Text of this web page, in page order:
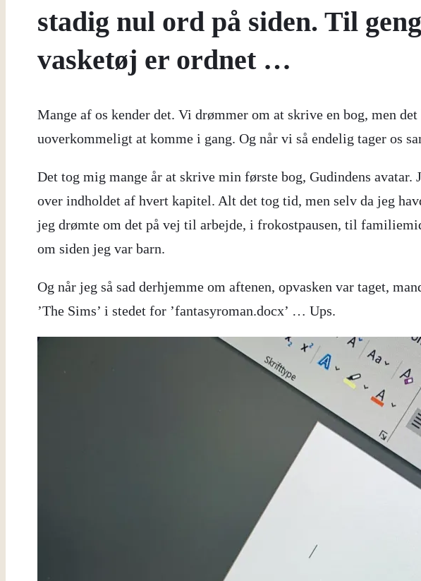
stadig nul ord på siden. Til
vasketøj er ordnet …
Mange af os kender det. Vi drømmer om at skrive en bog, men
uoverkommeligt at komme i gang. Og når vi så endelig tager os
Det tog mig mange år at skrive min første bog, Gudindens
over indholdet af hvert kapitel. Alt det tog tid, men selv da jeg
jeg drømte om det på vej til arbejde, i frokostpausen, til
om siden jeg var barn.
Og når jeg så sad derhjemme om aftenen, opvasken var taget,
’The Sims’ i stedet for ’fantasyroman.docx’ … Ups.